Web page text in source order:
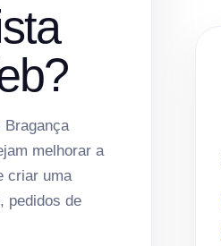
Bragança
melhorar a
criar uma
pedidos de